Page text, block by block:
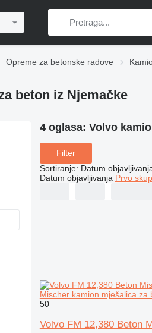
Opreme za betonske radove
beton iz Njemačke
4 oglasa: Volvo
Filter
Sortiranje: Datum
Datum objavljivanja Prvo
Mischer kamion mješalica za
50
Volvo FM 12,380 Beton